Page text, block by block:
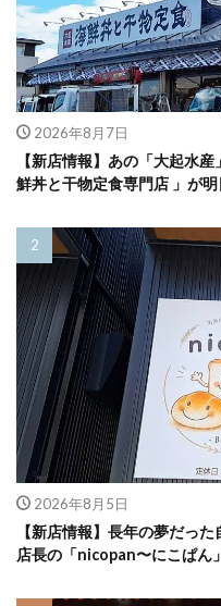
2026年8月7日
【新店情報】あの「大起水
鮮丼と干物定食専門店 」が
2026年8月5日
【新店情報】長年の夢だっ
店長の「nicopan〜にこぱ